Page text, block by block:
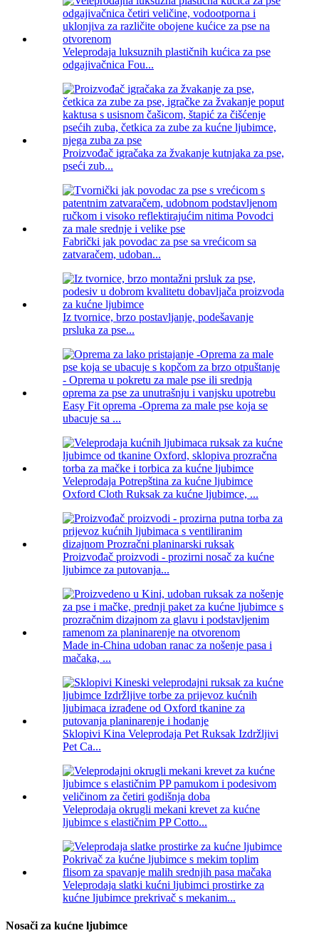
Veleprodaja luksuznih plastičnih kućica za pse
odgajivačnica Fou...
Proizvođač igračaka za žvakanje kutnjaka za pse,
pseći zub...
Fabrički jak povodac za pse sa vrećicom sa
zatvaračem, udoban...
Iz tvornice, brzo postavljanje, podešavanje
prsluka za pse...
Easy Fit oprema -Oprema za male pse koja se
ubacuje sa ...
Veleprodaja Potrepština za kućne ljubimce
Oxford Cloth Ruksak za kućne ljubimce, ...
Proizvođač proizvodi - prozirni nosač za kućne
ljubimce za putovanja...
Made in-China udoban ranac za nošenje pasa i
mačaka, ...
Sklopivi Kina Veleprodaja Pet Ruksak Izdržljivi
Pet Ca...
Veleprodaja okrugli mekani krevet za kućne
ljubimce s elastičnim PP Cotto...
Veleprodaja slatki kućni ljubimci prostirke za
kućne ljubimce prekrivač s mekanim...
Nosači za kućne ljubimce